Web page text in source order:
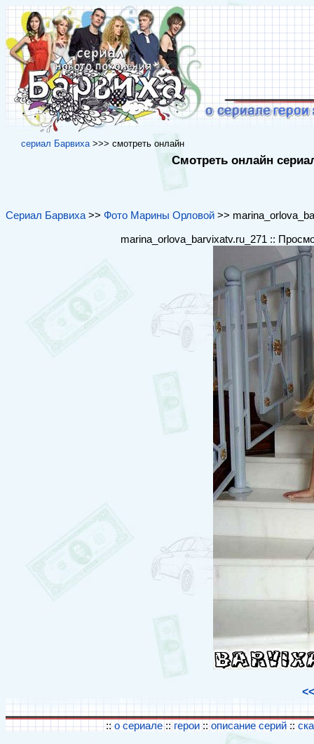
cериал Барвиха>>> cмотреть онлайн
Смотреть онлайн
Сериал Барвиха >> Фото Марины Орловой >>
marina_orlova_barvixatv.ru_271 ::
<<
:: о сериале:: герои::описание серий::